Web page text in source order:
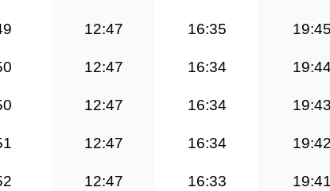
12:47 16:35 19:45
12:47 16:34 19:44
12:47 16:34 19:43
12:47 16:34 19:42
12:47 16:33 19:41